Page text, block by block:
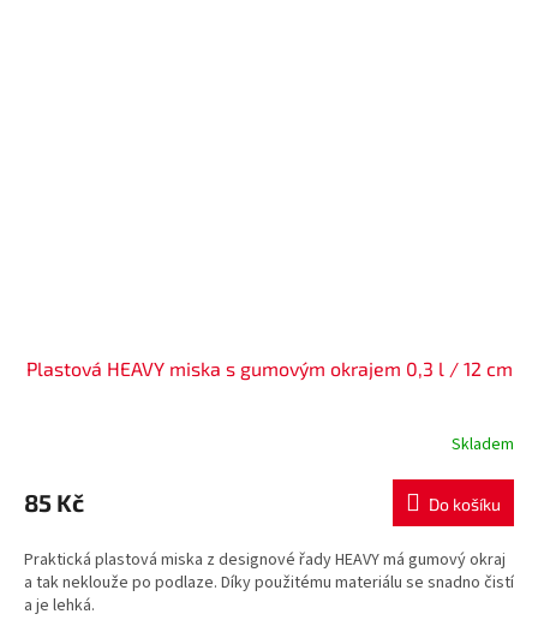
Plastová HEAVY miska s gumovým okrajem 0,3 l / 12 cm
Skladem
85 Kč Do košíku
Praktická plastová miska z designové řady HEAVY má gumový okraj
a tak neklouže po podlaze. Díky použitému materiálu se snadno čistí
a je lehká.